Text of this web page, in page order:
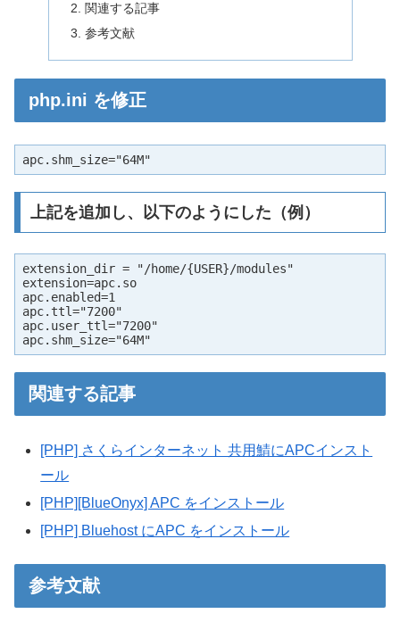
関連する記事
参考文献
php.ini を修正
apc.shm_size="64M"
上記を追加し、以下のようにした（例）
extension_dir = "/home/{USER}/modules"
extension=apc.so
apc.enabled=1
apc.ttl="7200"
apc.user_ttl="7200"
apc.shm_size="64M"
関連する記事
[PHP] さくらインターネット 共用鯖にAPCインスト
ール
[PHP][BlueOnyx] APC をインストール
[PHP] Bluehost にAPC をインストール
参考文献